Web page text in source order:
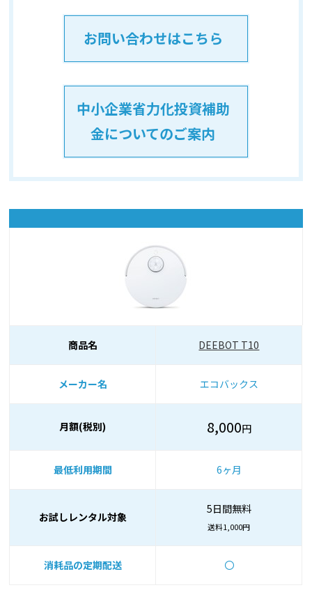
お問い合わせはこちら
中小企業省力化投資補助
金についてのご案内
商品名 DEEBOT T10
メーカー名 エコバックス
月額(税別) 8,000円
最低利用期間 6ヶ月
お試しレンタル対象
5日間無料
送料1,000円
消耗品の定期配送 〇